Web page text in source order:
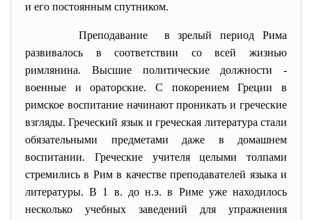
и его постоянным спутником.
Преподавание в зрелый период Рима
развивалось в соответствии со всей жизнью
римлянина. Высшие политические должности -
военные и ораторские. С покорением Греции в
римское воспитание начинают проникать и греческие
взгляды. Греческий язык и греческая литература стали
обязательными предметами даже в домашнем
воспитании. Греческие учителя целыми толпами
стремились в Рим в качестве преподавателей языка и
литературы. В 1 в. до н.э. в Риме уже находилось
несколько учебных заведений для упражнения